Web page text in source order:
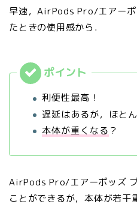
早速，AirPods Pro/エアーポ
たときの使用感から．
利便性最高！
遅延はあるが，ほと
本体が重くなる ？
AirPods Pro/エアーポッズ
ことができるが，本体が若干